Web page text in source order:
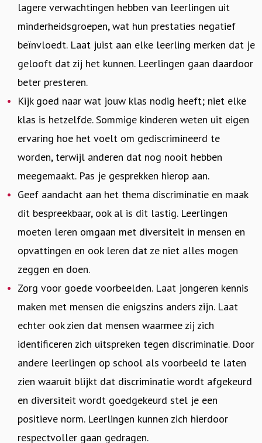
lagere verwachtingen hebben van leerlingen uit
minderheidsgroepen, wat hun prestaties negatief
beïnvloedt. Laat juist aan elke leerling merken dat je
gelooft dat zij het kunnen. Leerlingen gaan daardoor
beter presteren.
Kijk goed naar wat jouw klas nodig heeft; niet elke
klas is hetzelfde. Sommige kinderen weten uit eigen
ervaring hoe het voelt om gediscrimineerd te
worden, terwijl anderen dat nog nooit hebben
meegemaakt. Pas je gesprekken hierop aan.
Geef aandacht aan het thema discriminatie en maak
dit bespreekbaar, ook al is dit lastig. Leerlingen
moeten leren omgaan met diversiteit in mensen en
opvattingen en ook leren dat ze niet alles mogen
zeggen en doen.
Zorg voor goede voorbeelden. Laat jongeren kennis
maken met mensen die enigszins anders zijn. Laat
echter ook zien dat mensen waarmee zij zich
identificeren zich uitspreken tegen discriminatie. Door
andere leerlingen op school als voorbeeld te laten
zien waaruit blijkt dat discriminatie wordt afgekeurd
en diversiteit wordt goedgekeurd stel je een
positieve norm. Leerlingen kunnen zich hierdoor
respectvoller gaan gedragen.